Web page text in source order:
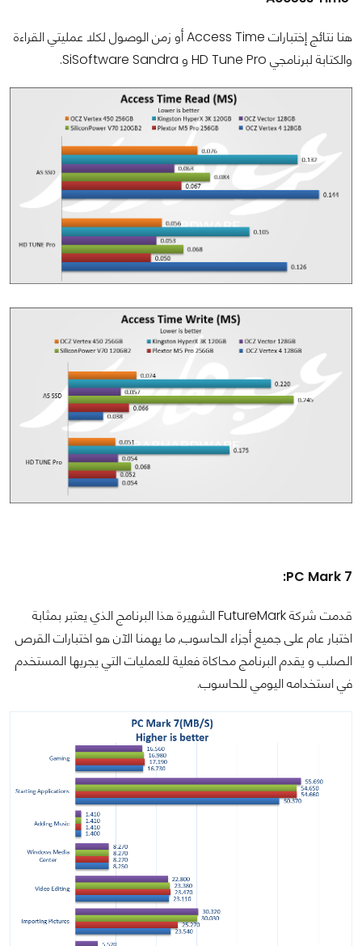
هنا نتائج إختبارات Access Time أو زمن الوصول لكلا عمليتي القراءة
والكتابة لبرنامجي HD Tune Pro و SiSoftware Sandra.
PC Mark 7:
قدمت شركة FutureMark الشهيرة هذا البرنامج الذي يعتبر بمثابة
اختبار عام على جميع أجزاء الحاسوب, ما يهمنا الآن هو اختبارات القرص
الصلب و يقدم البرنامج محاكاة فعلية للعمليات التي يجريها المستخدم
في استخدامه اليومي للحاسوب.